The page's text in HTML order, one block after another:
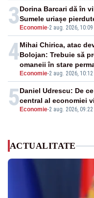
3 Economie-2 aug. 2026, 10:09
Dorina Barcari dă în
Sumele uriașe
4
Economie-2 aug. 2026, 10:12
Mihai Chirica, atac
Bolojan: Trebuie să
omaneii în stare
5 Economie-2 aug. 2026, 09:22
Daniel Udrescu: De
central al economiei
ACTUALITATE